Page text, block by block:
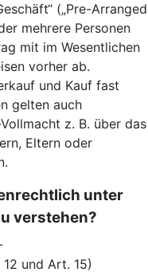
(„Pre-Arranged
mehrere Personen
mit im Wesentlichen
vorher ab.
und Kauf fast
gelten auch
z. B. über das
Eltern oder
unter
verstehen?
und Art. 15)